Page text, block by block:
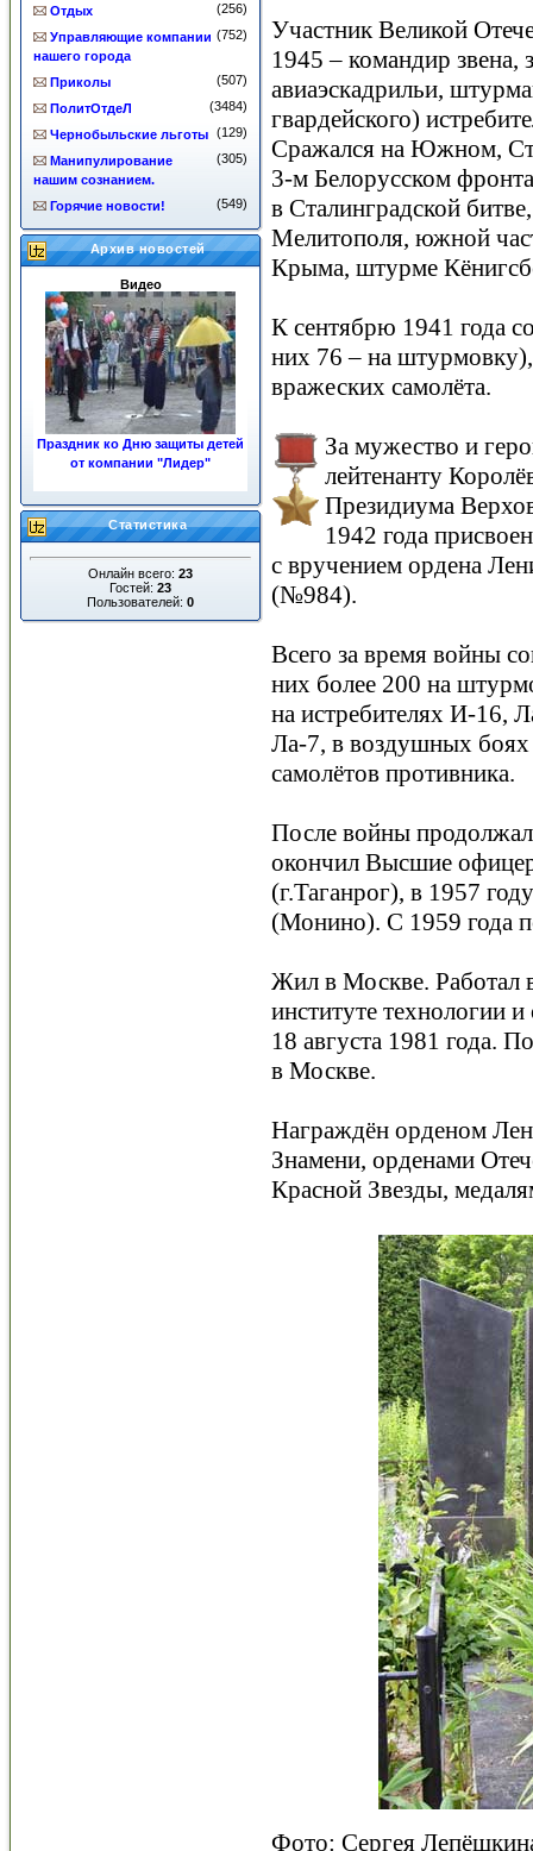
Отдых
(256)
Управляющие компании
нашего города
(752)
Приколы
(507)
ПолитОтдеЛ
(3484)
Чернобыльские льготы (129)
Манипулирование
нашим сознанием.
(305)
Горячие новости! (549)
Архив новостей
Видео
Праздник ко Дню защиты детей
от компании "Лидер"
Статистика
Онлайн всего: 23
Гостей: 23
Пользователей: 0
Участник Великой
1945 – командир звена,
авиаэскадрильи,
гвардейского)
Сражался на Южном,
3-м Белорусском
в Сталинградской
Мелитополя, южной
Крыма, штурме
К сентябрю 1941 года
них 76 – на
вражеских самолёта.
За мужество и
лейтенанту
Президиума
1942 года
с вручением ордена
(№984).
Всего за время войны
них более 200 на
на истребителях И-16,
Ла-7, в воздушных
самолётов противника.
После войны
окончил Высшие
(г.Таганрог), в 1957
(Монино). С 1959 года
Жил в Москве. Работал
институте технологии
18 августа 1981 года.
в Москве.
Награждён орденом
Знамени, орденами
Красной Звезды,
Фото: Сергея